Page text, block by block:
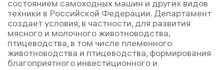
состоянием самоходных машин и других видов
техники в Российской Федерации. Департамент
создает условия, в частности, для развития
мясного и молочного животноводства,
птицеводства, в том числе племенного
животноводства и птицеводства, формирования
благоприятного инвестиционного и